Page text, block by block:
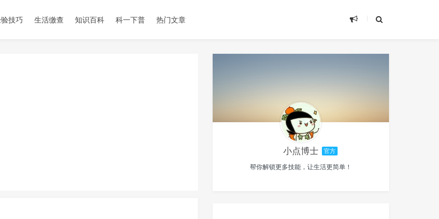
技巧 生活缴查 知识百科 科一下普 热门文章
小点博士 官方
帮你解锁更多技能，让生活更简单！